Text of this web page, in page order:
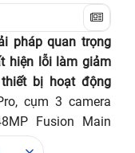
pháp quan trọng
hiện lỗi làm giảm
bị hoạt động
cụm 3 camera
Fusion Main
Ultra Wide